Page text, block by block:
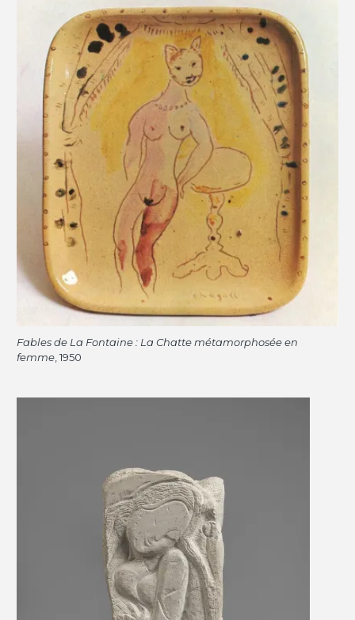
Fables de La Fontaine : La Chatte métamorphosée en
femme , 1950